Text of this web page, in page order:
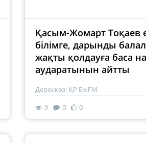
Қасым-Жомарт Тоқаев
білімге, дарынды
жақты қолдауға баса
аударатынын айтты
Дереккөз: ҚР БжҒМ
9
0 0